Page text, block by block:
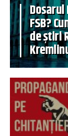
FSB?
de știri